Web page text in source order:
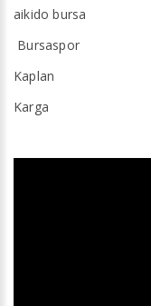
aikido bursa
Bursaspor
Kaplan
Karga